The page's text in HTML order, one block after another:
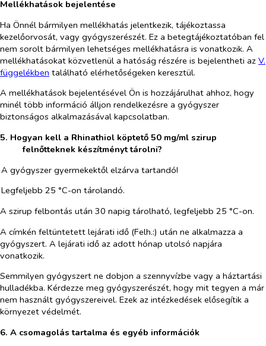
Mellékhatások bejelentése
Ha Önnél bármilyen mellékhatás jelentkezik, tájékoztassa
kezelőorvosát, vagy gyógyszerészét. Ez a betegtájékoztatóban fel
nem sorolt bármilyen lehetséges mellékhatásra is vonatkozik. A
mellékhatásokat közvetlenül a hatóság részére is bejelentheti az V.
függelékben található elérhetőségeken keresztül.
A mellékhatások bejelentésével Ön is hozzájárulhat ahhoz, hogy
minél több információ álljon rendelkezésre a gyógyszer
biztonságos alkalmazásával kapcsolatban.
5. Hogyan kell a Rhinathiol köptető 50 mg/ml szirup
felnőtteknek készítményt tárolni?
A gyógyszer gyermekektől elzárva tartandó!
Legfeljebb 25 °C-on tárolandó.
A szirup felbontás után 30 napig tárolható, legfeljebb 25 °C-on.
A címkén feltüntetett lejárati idő (Felh.:) után ne alkalmazza a
gyógyszert. A lejárati idő az adott hónap utolsó napjára
vonatkozik.
Semmilyen gyógyszert ne dobjon a szennyvízbe vagy a háztartási
hulladékba. Kérdezze meg gyógyszerészét, hogy mit tegyen a már
nem használt gyógyszereivel. Ezek az intézkedések elősegítik a
környezet védelmét.
6. A csomagolás tartalma és egyéb információk